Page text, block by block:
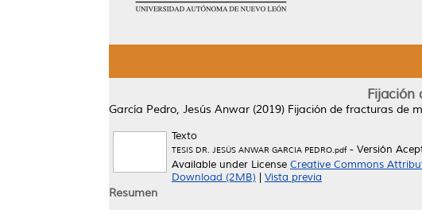
Fijación
García Pedro, Jesús Anwar (2019) Fijación de fracturas de
Texto
TESIS DR. JESÚS ANWAR GARCIA PEDRO.pdf- Versión
Available under License Creative Commons
Download (2MB)
Vista previa
Resumen